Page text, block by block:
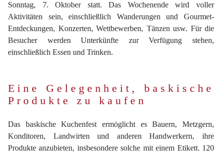
Sonntag, 7. Oktober statt. Das Wochenende wird voller
Aktivitäten sein, einschließlich Wanderungen und Gourmet-
Entdeckungen, Konzerten, Wettbewerben, Tänzen usw. Für die
Besucher werden Unterkünfte zur Verfügung stehen,
einschließlich Essen und Trinken.
Eine Gelegenheit, baskische
Produkte zu kaufen
Das baskische Kuchenfest ermöglicht es Bauern, Metzgern,
Konditoren, Landwirten und anderen Handwerkern, ihre
Produkte anzubieten, insbesondere solche mit einem Etikett. 120